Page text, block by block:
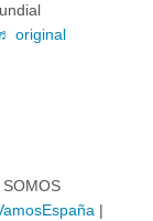
original
|